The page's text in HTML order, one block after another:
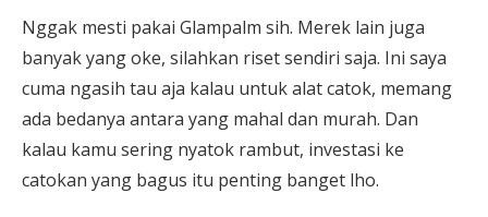
Nggak mesti pakai Glampalm sih. Merek lain juga
banyak yang oke, silahkan riset sendiri saja. Ini saya
cuma ngasih tau aja kalau untuk alat catok, memang
ada bedanya antara yang mahal dan murah. Dan
kalau kamu sering nyatok rambut, investasi ke
catokan yang bagus itu penting banget lho.